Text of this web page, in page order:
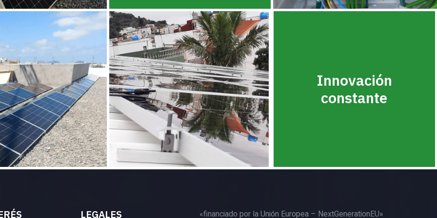
Innovación
constante
LEGALES «financiado por la Unión Europea – NextGenerationEU»